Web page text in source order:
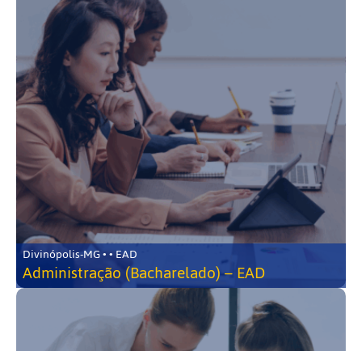
Divinópolis-MG • • EAD
Administração (Bacharelado) – EAD